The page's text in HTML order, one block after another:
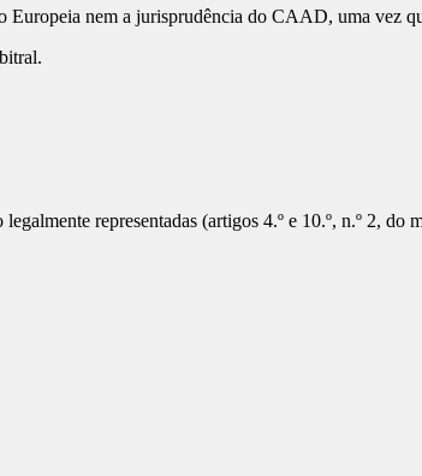
nem a jurisprudência do CAAD, uma vez
representadas (artigos 4.º e 10.º, n.º 2,